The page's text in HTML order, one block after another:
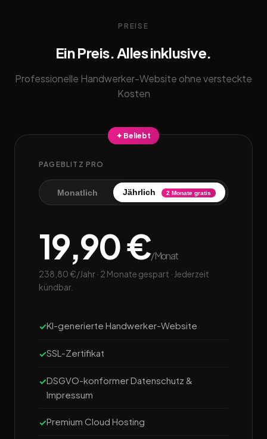
PREISE
Ein Preis. Alles inklusive.
Professionelle Handwerker-Website ohne versteckte
Kosten
✦ Beliebt
PAGEBLITZ PRO
Monatlich Jährlich 2 Monate gratis
19,90 €/Monat
238,80 €/Jahr · 2 Monate gespart · Jederzeit
kündbar.
KI-generierte Handwerker-Website
SSL-Zertifikat
DSGVO-konformer Datenschutz &
Impressum
Premium Cloud Hosting